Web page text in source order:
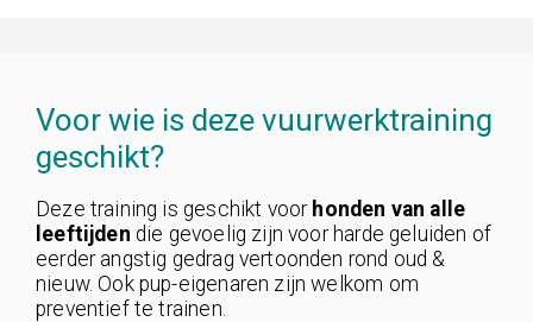
Voor wie is deze vuurwerktraining
geschikt?
Deze training is geschikt voor honden van alle
leeftijden die gevoelig zijn voor harde geluiden of
eerder angstig gedrag vertoonden rond oud &
nieuw. Ook pup-eigenaren zijn welkom om
preventief te trainen.